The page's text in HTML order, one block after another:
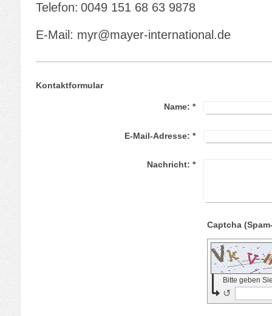
Telefon: 0049 151 68 63 9878
E-Mail: myr@mayer-international.de
Kontaktformular
Name: *
E-Mail-Adresse: *
Nachricht: *
Bitte geben
↺